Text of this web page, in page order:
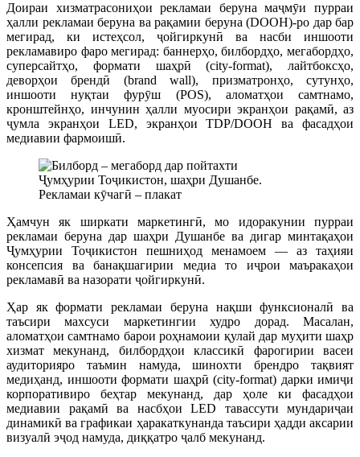
Доираи хизматрасониҳои рекламаи беруна маҷмӯи пурраи
ҳалли рекламаи беруна ва рақамии беруна (DOOH)-ро дар бар
мегирад, ки истеҳсол, ҷойгиркунӣ ва насби иншооти
рекламавиро фаро мегирад: баннерҳо, билбордҳо, мегабордҳо,
суперсайтҳо, формати шаҳрӣ (city-format), лайтбоксҳо,
деворҳои брендӣ (brand wall), призматронҳо, сутунҳо,
иншооти нуқтаи фурӯш (POS), аломатҳои самтнамо,
кронштейнҳо, инчунин ҳалли муосири экранҳои рақамӣ, аз
ҷумла экранҳои LED, экранҳои TDP/DOOH ва фасадҳои
медиавии фармоишӣ.
Рекламаи кӯчагӣ – плакат
Ҳамчун як ширкати маркетингӣ, мо идоракунии пурраи
рекламаи беруна дар шаҳри Душанбе ва дигар минтақаҳои
Ҷумҳурии Тоҷикистон пешниҳод менамоем — аз таҳияи
консепсия ва банақшагирии медиа то иҷрои маъракаҳои
рекламавӣ ва назорати ҷойгиркунӣ.
Ҳар як формати рекламаи беруна нақши функсионалӣ ва
таъсири махсуси маркетингии худро дорад. Масалан,
аломатҳои самтнамо барои роҳнамоии қулай дар муҳити шаҳр
хизмат мекунанд, билбордҳои классикӣ фарогирии васеи
аудиторияро таъмин намуда, шинохти брендро тақвият
медиҳанд, иншооти формати шаҳрӣ (city-format) дарки имиҷи
корпоративиро беҳтар мекунанд, дар ҳоле ки фасадҳои
медиавии рақамӣ ва насбҳои LED тавассути мундариҷаи
динамикӣ ва графикаи ҳаракаткунанда таъсири ҳадди аксарии
визуалӣ эҷод намуда, диққатро ҷалб мекунанд.